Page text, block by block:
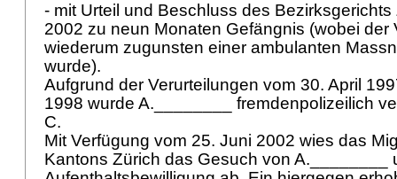
- mit Urteil und Beschluss des Bezirksgerichts
2002 zu neun Monaten Gefängnis (wobei der
wiederum zugunsten einer ambulanten
wurde).
Aufgrund der Verurteilungen vom 30. April
1998 wurde A.________ fremdenpolizeilich
C.
Mit Verfügung vom 25. Juni 2002 wies das
Kantons Zürich das Gesuch von A.________